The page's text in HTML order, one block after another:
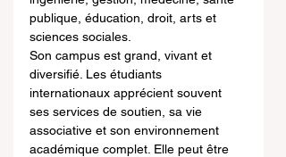
publique, éducation, droit, arts et
sciences sociales.
Son campus est grand, vivant et
diversifié. Les étudiants
internationaux apprécient souvent
ses services de soutien, sa vie
associative et son environnement
académique complet. Elle peut être